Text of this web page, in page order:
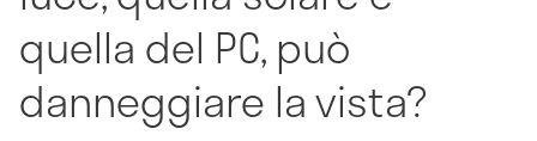
quella del PC, può
danneggiare la vista?